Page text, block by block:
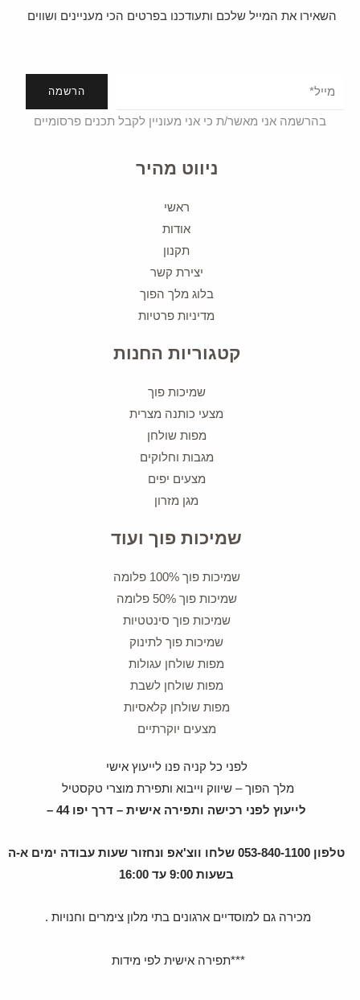
השאירו את המייל שלכם ותעודכנו בפרטים הכי מעניינים ושווים
הרשמה
בהרשמה אני מאשר/ת כי אני מעוניין לקבל תכנים פרסומיים
ניווט מהיר
ראשי
אודות
תקנון
יצירת קשר
בלוג מלך הפוך
מדיניות פרטיות
קטגוריות החנות
שמיכות פוך
מצעי כותנה מצרית
מפות שולחן
מגבות וחלוקים
מצעים יפים
מגן מזרון
שמיכות פוך ועוד
שמיכות פוך 100% פלומה
שמיכות פוך 50% פלומה
שמיכות פוך סינטטיות
שמיכות פוך לתינוק
מפות שולחן עגולות
מפות שולחן לשבת
מפות שולחן קלאסיות
מצעים יוקרתיים
לפני כל קניה פנו לייעוץ אישי
מלך הפוך – שיווק וייבוא ותפירת מוצרי טקסטיל
לייעוץ לפני רכישה ותפירה אישית – דרך יפו 44 –
טלפון 053-840-1100 שלחו ווצ'אפ ונחזור שעות עבודה ימים א-ה
בשעות 9:00 עד 16:00
מכירה גם למוסדיים ארגונים בתי מלון צימרים וחנויות .
***תפירה אישית לפי מידות